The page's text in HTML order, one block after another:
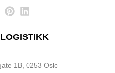
Legitimate Interest Claim
1B, 0253 Oslo